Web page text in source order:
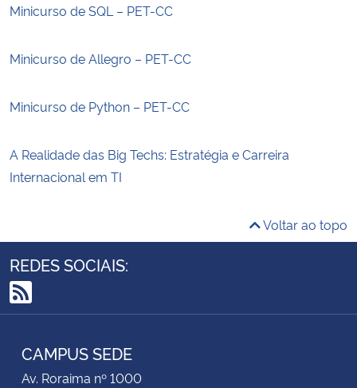
Minicurso de SQL – PET-CC
Minicurso de Allegro – PET-CC
Minicurso de Python – PET-CC
A Realidade das Big Techs: Estratégia e Carreira
Internacional em TI
Voltar ao topo
REDES SOCIAIS:
RSS
CAMPUS SEDE
Av. Roraima nº 1000